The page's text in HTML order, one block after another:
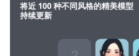
将近 100 种不同风格的精美模型
持续更新